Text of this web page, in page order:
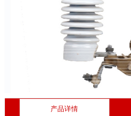
产品详情